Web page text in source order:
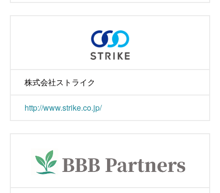
株式会社ストライク
http://www.strike.co.jp/